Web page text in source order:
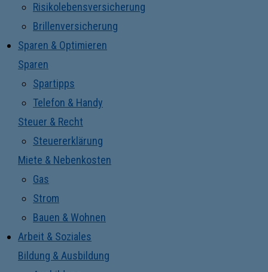
Risikolebensversicherung
Brillenversicherung
Sparen & Optimieren
Sparen
Spartipps
Telefon & Handy
Steuer & Recht
Steuererklärung
Miete & Nebenkosten
Gas
Strom
Bauen & Wohnen
Arbeit & Soziales
Bildung & Ausbildung